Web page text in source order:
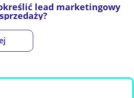
lead marketingowy